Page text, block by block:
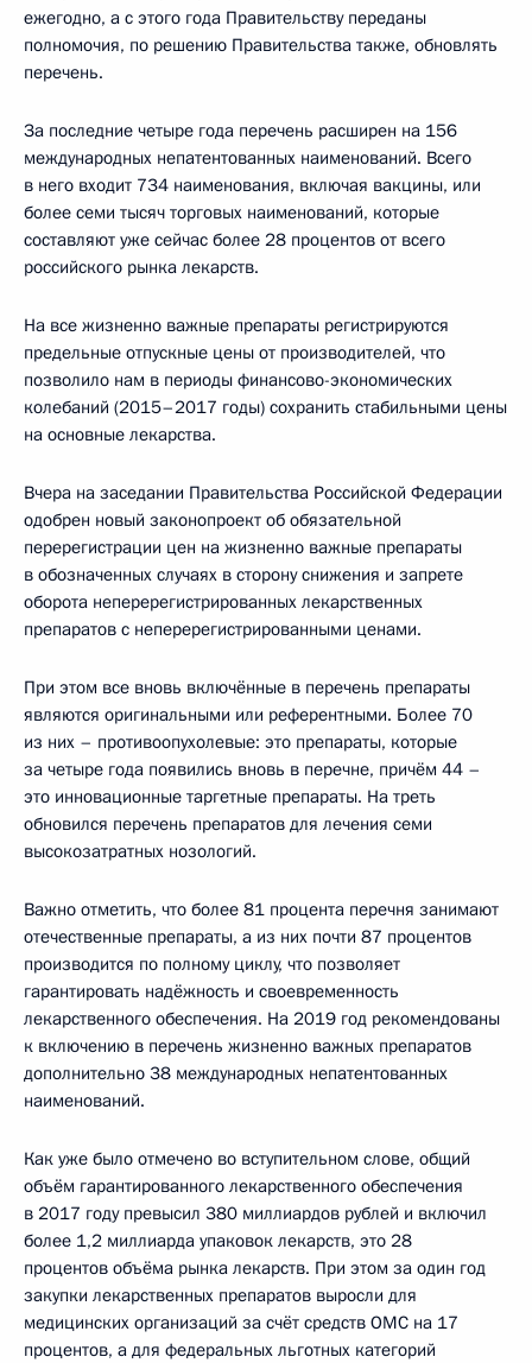
ежегодно, а с этого года Правительству переданы
полномочия, по решению Правительства также, обновлять
перечень.
За последние четыре года перечень расширен на 156
международных непатентованных наименований. Всего
в него входит 734 наименования, включая вакцины, или
более семи тысяч торговых наименований, которые
составляют уже сейчас более 28 процентов от всего
российского рынка лекарств.
На все жизненно важные препараты регистрируются
предельные отпускные цены от производителей, что
позволило нам в периоды финансово-экономических
колебаний (2015–2017 годы) сохранить стабильными цены
на основные лекарства.
Вчера на заседании Правительства Российской Федерации
одобрен новый законопроект об обязательной
перерегистрации цен на жизненно важные препараты
в обозначенных случаях в сторону снижения и запрете
оборота неперерегистрированных лекарственных
препаратов с неперерегистрированными ценами.
При этом все вновь включённые в перечень препараты
являются оригинальными или референтными. Более 70
из них – противоопухолевые: это препараты, которые
за четыре года появились вновь в перечне, причём 44 –
это инновационные таргетные препараты. На треть
обновился перечень препаратов для лечения семи
высокозатратных нозологий.
Важно отметить, что более 81 процента перечня занимают
отечественные препараты, а из них почти 87 процентов
производится по полному циклу, что позволяет
гарантировать надёжность и своевременность
лекарственного обеспечения. На 2019 год рекомендованы
к включению в перечень жизненно важных препаратов
дополнительно 38 международных непатентованных
наименований.
Как уже было отмечено во вступительном слове, общий
объём гарантированного лекарственного обеспечения
в 2017 году превысил 380 миллиардов рублей и включил
более 1,2 миллиарда упаковок лекарств, это 28
процентов объёма рынка лекарств. При этом за один год
закупки лекарственных препаратов выросли для
медицинских организаций за счёт средств ОМС на 17
процентов, а для федеральных льготных категорий